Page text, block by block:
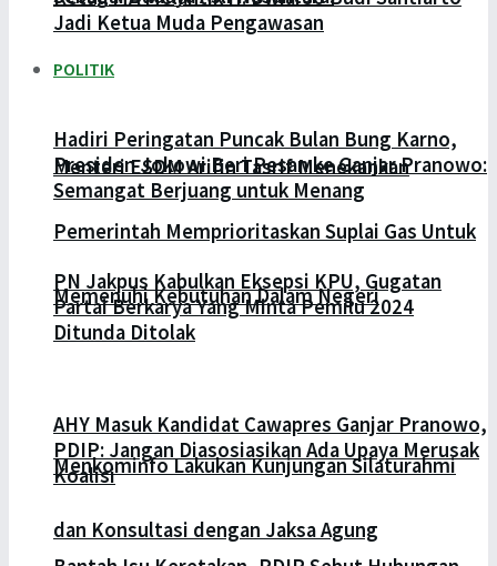
Menteri ESDM Arifin Tasrif Menekankan
Pemerintah Memprioritaskan Suplai Gas Untuk
Memenuhi Kebutuhan Dalam Negeri
Menkominfo Lakukan Kunjungan Silaturahmi
dan Konsultasi dengan Jaksa Agung
Jadi Ketua Muda Pengawasan
POLITIK
Hadiri Peringatan Puncak Bulan Bung Karno,
Presiden Jokowi Beri Pesan ke Ganjar Pranowo:
Semangat Berjuang untuk Menang
PN Jakpus Kabulkan Eksepsi KPU, Gugatan
Partai Berkarya Yang Minta Pemilu 2024
Ditunda Ditolak
AHY Masuk Kandidat Cawapres Ganjar Pranowo,
PDIP: Jangan Diasosiasikan Ada Upaya Merusak
Koalisi